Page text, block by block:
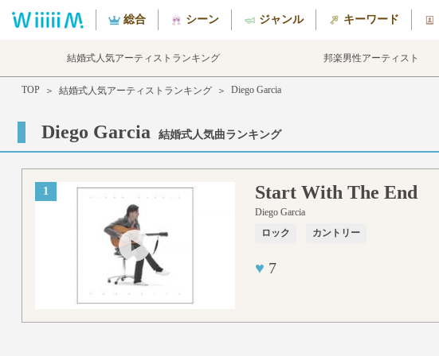
総合 シーン ジャンル キーワード
結婚式人気アーティストランキング 邦楽男性アーティスト
TOP ＞ 結婚式人気アーティストランキング ＞ Diego Garcia
Diego Garcia 結婚式人気曲ランキング
1 Start With The End
Diego Garcia
ロック
カントリー
♥ 7